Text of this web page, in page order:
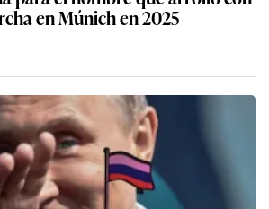
en Múnich en 2025